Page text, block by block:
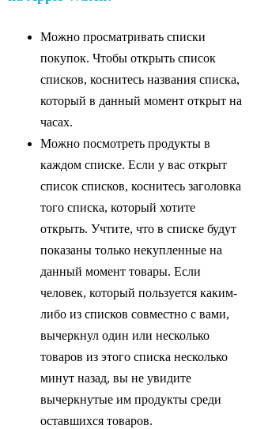
Можно просматривать списки
покупок. Чтобы открыть список
списков, коснитесь названия списка,
который в данный момент открыт на
часах.
Можно посмотреть продукты в
каждом списке. Если у вас открыт
список списков, коснитесь заголовка
того списка, который хотите
открыть. Учтите, что в списке будут
показаны только некупленные на
данный момент товары. Если
человек, который пользуется каким-
либо из списков совместно с вами,
вычеркнул один или несколько
товаров из этого списка несколько
минут назад, вы не увидите
вычеркнутые им продукты среди
оставшихся товаров.